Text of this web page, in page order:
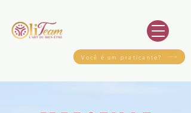
Você é um praticante?